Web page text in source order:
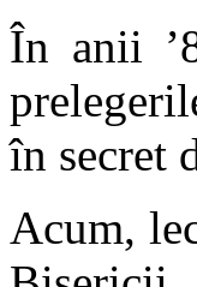
În anii
în secret
Acum,